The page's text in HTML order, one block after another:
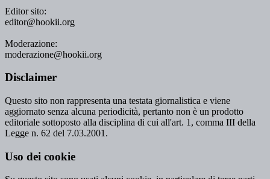
Editor sito:
editor@hookii.org
Moderazione:
moderazione@hookii.org
Disclaimer
Questo sito non rappresenta una testata giornalistica e viene
aggiornato senza alcuna periodicità, pertanto non è un prodotto
editoriale sottoposto alla disciplina di cui all'art. 1, comma III della
Legge n. 62 del 7.03.2001.
Uso dei cookie